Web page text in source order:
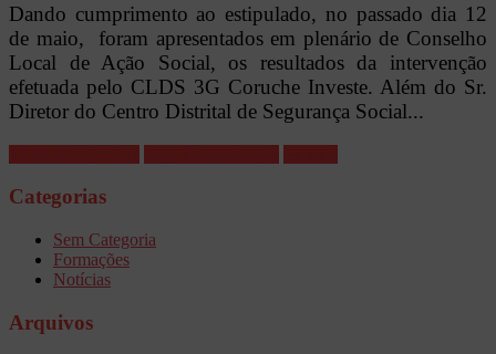
Dando cumprimento ao estipulado, no passado dia 12
de maio, foram apresentados em plenário de Conselho
Local de Ação Social, os resultados da intervenção
efetuada pelo CLDS 3G Coruche Investe. Além do Sr.
Diretor do Centro Distrital de Segurança Social...
Categorias
Sem Categoria
Formações
Notícias
Arquivos